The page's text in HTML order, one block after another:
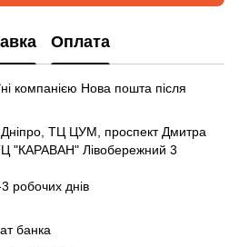
Оплата
компанією Нова пошта після
Дніпро, ТЦ ЦУМ, проспект Дмитра
"КАРАВАН" Лівобережний 3
робочих днів
банка